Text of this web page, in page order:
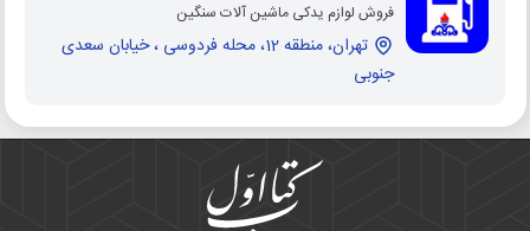
فروش لوازم یدکی ماشین آلات سنگین
تهران، منطقه 12، محله فردوسی ، خیابان سعدی
جنوبی